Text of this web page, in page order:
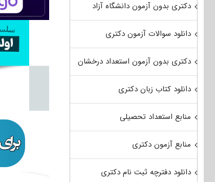
دکتری بدون آزمون دانشگاه آزاد
دانلود سوالات آزمون دکتری
دکتری بدون آزمون استعداد درخشان
دانلود کتاب زبان دکتری
منابع استعداد تحصیلی
منابع آزمون دکتری
دانلود دفترچه ثبت نام دکتری